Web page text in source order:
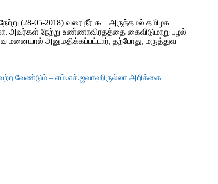
(28-05-2018) வரை நீர் கூட அருந்தமல் தமிழக
அவர்கள் நேற்று உண்ணாவிரதத்தை கைவிடுமாறு புழல்
மனையால் அனுமதிக்கப்பட்டார், தற்போது, மருத்துவ
வேண்டும் – எம்.எச்.ஜவாஹிருல்லா அறிக்கை